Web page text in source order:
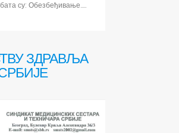
су: Обезбеђивање.....
ЗДРАВЉА